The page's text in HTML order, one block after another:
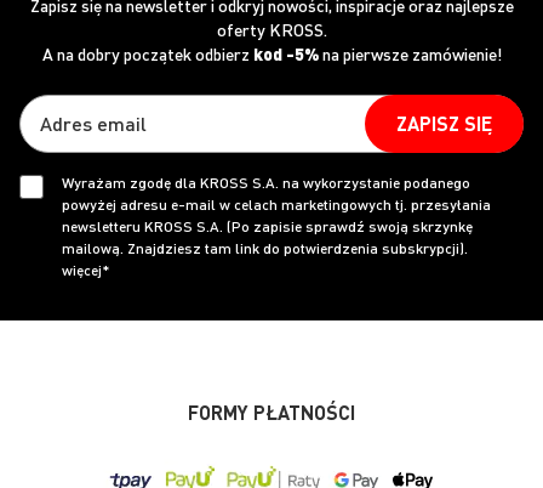
Zapisz się na newsletter i odkryj nowości, inspiracje oraz najlepsze
oferty KROSS.
A na dobry początek odbierz kod -5%na pierwsze zamówienie!
ZAPISZ SIĘ
Wyrażam zgodę dla KROSS S.A. na wykorzystanie podanego
powyżej adresu e-mail w celach marketingowych tj. przesyłania
newsletteru KROSS S.A. (Po zapisie sprawdź swoją skrzynkę
mailową. Znajdziesz tam link do potwierdzenia subskrypcji).
więcej*
FORMY PŁATNOŚCI